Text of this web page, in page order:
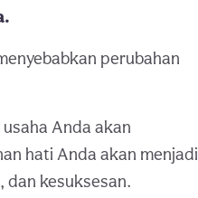
perubahan
Anda akan
hati Anda akan menjadi
dan kesuksesan.